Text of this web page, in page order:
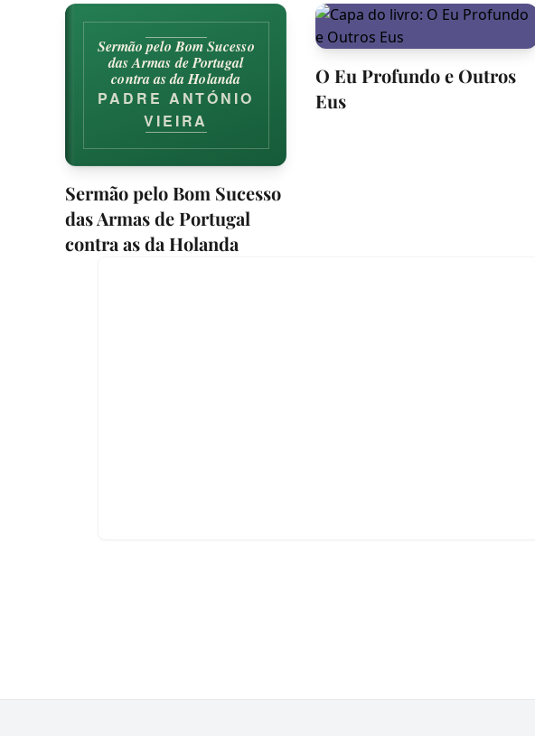
Sermão pelo Bom Sucesso
das Armas de Portugal
contra as da Holanda
PADRE ANTÓNIO
VIEIRA
Sermão pelo Bom Sucesso
das Armas de Portugal
contra as da Holanda
O Eu Profundo e Outros
Eus